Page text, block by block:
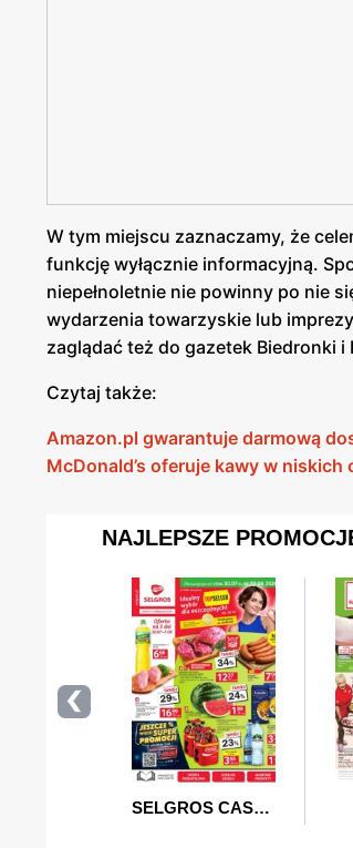
W tym miejscu zaznaczamy, że
funkcję wyłącznie informacyjną.
niepełnoletnie nie powinny po nie
wydarzenia towarzyskie lub
zaglądać też do gazetek Biedronki
Czytaj także:
Amazon.pl gwarantuje darmową
McDonald’s oferuje kawy w